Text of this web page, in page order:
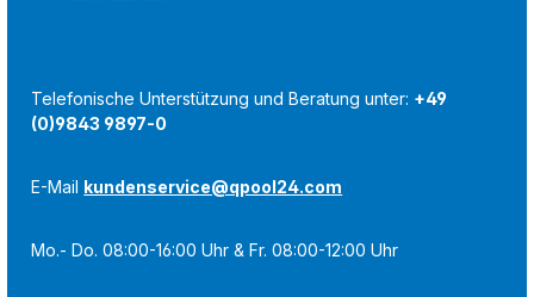
Telefonische Unterstützung und Beratung unter: +49
(0)9843 9897-0
E-Mail kundenservice@qpool24.com
Mo.- Do. 08:00-16:00 Uhr & Fr. 08:00-12:00 Uhr